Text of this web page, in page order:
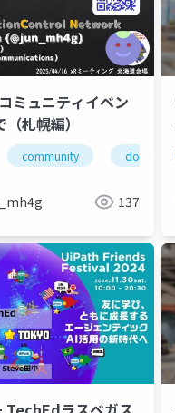
ミュニティイベン
札幌編）
community domcn
137